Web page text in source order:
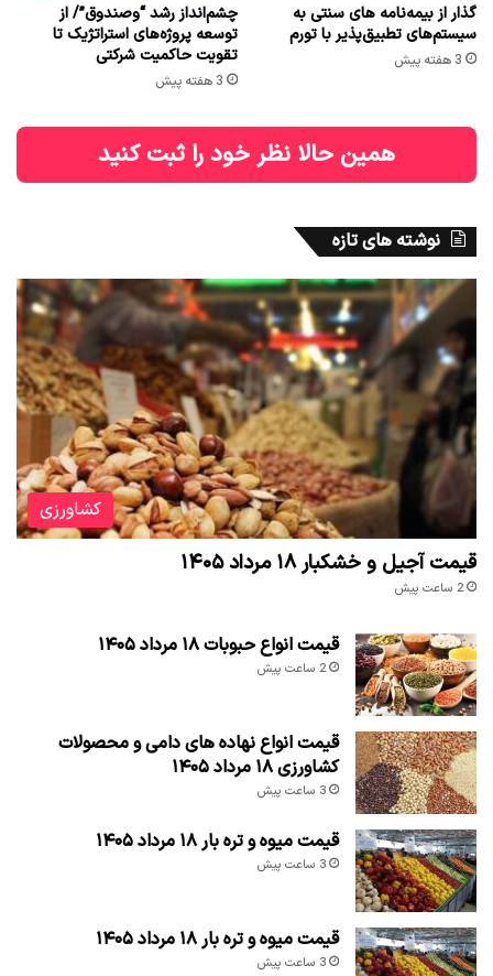
گذار از بیمه‌نامه های سنتی به
سیستم‌های تطبیق‌پذیر با تورم
3 هفته پیش
چشم‌انداز رشد “وصندوق”/ از
توسعه پروژه‌های استراتژیک تا
تقویت حاکمیت شرکتی
3 هفته پیش
همین حالا نظر خود را ثبت کنید
نوشته های تازه
کشاورزی
قیمت آجیل و خشکبار ۱۸ مرداد ۱۴۰۵
2 ساعت پیش
قیمت انواع حبوبات ۱۸ مرداد ۱۴۰۵
2 ساعت پیش
قیمت انواع نهاده های دامی و محصولات
کشاورزی ۱۸ مرداد ۱۴۰۵
3 ساعت پیش
قیمت میوه و تره بار ۱۸ مرداد ۱۴۰۵
3 ساعت پیش
قیمت میوه و تره بار ۱۸ مرداد ۱۴۰۵
3 ساعت پیش